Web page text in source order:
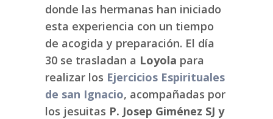
donde las hermanas han iniciado
esta experiencia con un tiempo
de acogida y preparación. El día
30 se trasladan a Loyola para
realizar los Ejercicios Espirituales
de san Ignacio, acompañadas por
los jesuitas P. Josep Giménez SJ y